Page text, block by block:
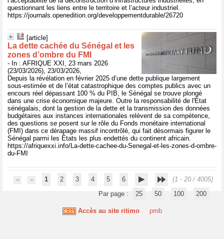
questionnant les liens entre le territoire et l’acteur industriel.
https://journals.openedition.org/developpementdurable/26720
[article]
La dette cachée du Sénégal et les
zones d’ombre du FMI
- In : AFRIQUE XXI, 23 mars 2026
(23/03/2026), 23/03/2026,
Depuis la révélation en février 2025 d’une dette publique largement
sous‑estimée et de l’état catastrophique des comptes publics avec un
encours réel dépassant 100 % du PIB, le Sénégal se trouve plongé
dans une crise économique majeure. Outre la responsabilité de l'État
sénégalais, dont la gestion de la dette et la transmission des données
budgétaires aux instances internationales relèvent de sa compétence,
des questions se posent sur le rôle du Fonds monétaire international
(FMI) dans ce dérapage massif incontrôlé, qui fait désormais figurer le
Sénégal parmi les États les plus endettés du continent africain.
https://afriquexxi.info/La-dette-cachee-du-Senegal-et-les-zones-d-ombre-
du-FMI
1 2 3 4 5 6
(1 - 20 / 4005)
Par page :
25 50 100 200
Accès au site ritimo pmb